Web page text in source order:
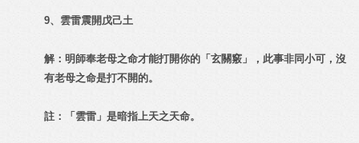
9、雲雷震開戊己土
解：明師奉老母之命才能打開你的「玄關竅」，此事非同小可，沒
有老母之命是打不開的。
註：「雲雷」是暗指上天之天命。